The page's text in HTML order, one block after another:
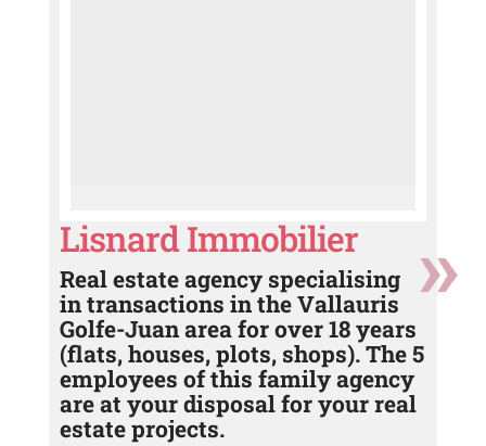
Lisnard Immobilier
Real estate agency specialising
in transactions in the Vallauris
Golfe-Juan area for over 18 years
(flats, houses, plots, shops). The 5
employees of this family agency
are at your disposal for your real
estate projects.